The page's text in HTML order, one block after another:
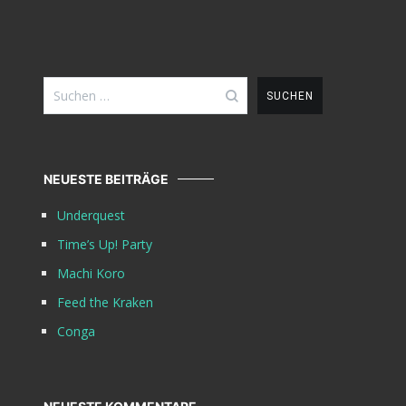
Suchen
nach:
NEUESTE BEITRÄGE
Underquest
Time’s Up! Party
Machi Koro
Feed the Kraken
Conga